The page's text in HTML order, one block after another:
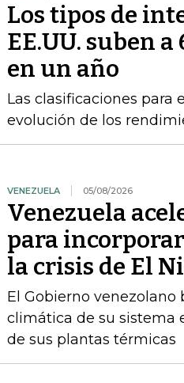
Los tipos de
EE.UU. suben
en un año
Las clasificaciones para
evolución de los
VENEZUELA 05/08/2026
Venezuela
para
la crisis de El
El Gobierno
climática de su sistema
de sus plantas térmicas